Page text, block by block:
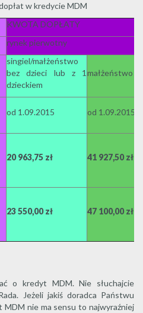
w kredycie MDM
KWOTA DOPŁATY
rynek pierwotny
singiel/małżeństwo
bez dzieci lub z 1
dzieckiem
małżeństwo z
od 1.09.2015 od 1.09.2015
20 963,75 zł 41 927,50 zł
23 550,00 zł 47 100,00 zł
o kredyt MDM. Nie słuchajcie
Jeżeli jakiś doradca Państwu
MDM nie ma sensu to najwyraźniej